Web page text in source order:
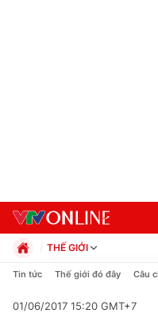
THẾ GIỚI
Chính trị
Pháp luật
Tin tức Thế giới đó đây Câu
01/06/2017 15:20 GMT+7